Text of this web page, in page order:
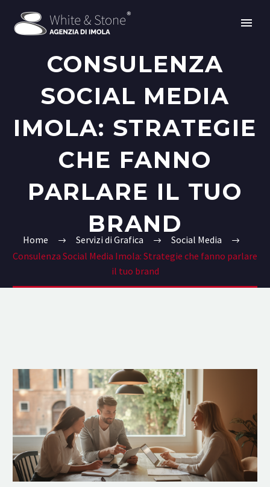
CONSULENZA
SOCIAL MEDIA
IMOLA: STRATEGIE
CHE FANNO
PARLARE IL TUO
BRAND
Home Servizi di Grafica
Social Media
Consulenza Social Media Imola: Strategie che fanno parlare
il tuo brand